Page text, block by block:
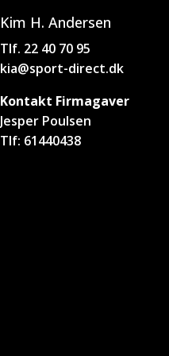
Kim H. Andersen
Tlf. 22 40 70 95
kia@sport-direct.dk
Kontakt Firmagaver
Jesper Poulsen
Tlf: 61440438